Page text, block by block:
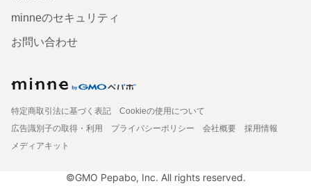
minneのセキュリティ
お問い合わせ
特定商取引法に基づく表記
Cookieの使用について
広告識別子の取得・利用
プライバシーポリシー 会社概要
採用情報
メディアキット
©GMO Pepabo, Inc. All rights reserved.